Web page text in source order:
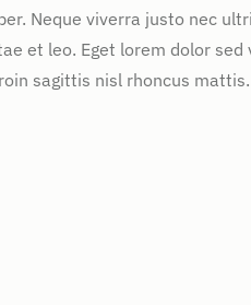
Neque viverra justo nec
et leo. Eget lorem dolor sed
sagittis nisl rhoncus